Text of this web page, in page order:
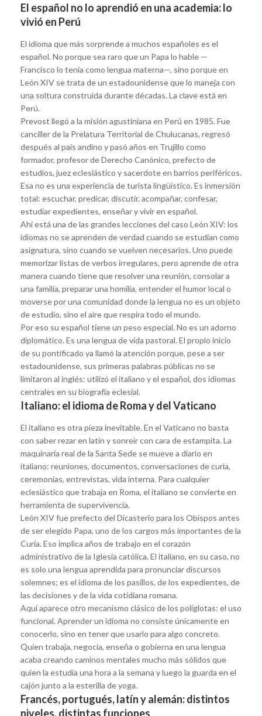
El español no lo aprendió en una academia: lo
vivió en Perú
El idioma que más sorprende a muchos españoles es el
español. No porque sea raro que un Papa lo hable —
Francisco lo tenía como lengua materna—, sino porque en
León XIV se trata de un estadounidense que lo maneja con
una soltura construida durante décadas. La clave está en
Perú.
Prevost llegó a la misión agustiniana en Perú en 1985. Fue
canciller de la Prelatura Territorial de Chulucanas, regresó
después al país andino y pasó años en Trujillo como
formador, profesor de Derecho Canónico, prefecto de
estudios, juez eclesiástico y sacerdote en barrios periféricos.
Esa no es una experiencia de turista lingüístico. Es inmersión
total: escuchar, predicar, discutir, acompañar, confesar,
estudiar expedientes, enseñar y vivir en español.
Ahí está una de las grandes lecciones del caso León XIV: los
idiomas no se aprenden de verdad cuando se estudian como
asignatura, sino cuando se vuelven necesarios. Uno puede
memorizar listas de verbos irregulares, pero aprende de otra
manera cuando tiene que resolver una reunión, consolar a
una familia, preparar una homilía, entender el humor local o
moverse por una comunidad donde la lengua no es un objeto
de estudio, sino el aire que respira todo el mundo.
Por eso su español tiene un peso especial. No es un adorno
diplomático. Es una lengua de vida pastoral. El propio inicio
de su pontificado ya llamó la atención porque, pese a ser
estadounidense, sus primeras palabras públicas no se
limitaron al inglés: utilizó el italiano y el español, dos idiomas
centrales en su biografía eclesial.
Italiano: el idioma de Roma y del Vaticano
El italiano es otra pieza inevitable. En el Vaticano no basta
con saber rezar en latín y sonreír con cara de estampita. La
maquinaria real de la Santa Sede se mueve a diario en
italiano: reuniones, documentos, conversaciones de curia,
ceremonias, entrevistas, vida interna. Para cualquier
eclesiástico que trabaja en Roma, el italiano se convierte en
herramienta de supervivencia.
León XIV fue prefecto del Dicasterio para los Obispos antes
de ser elegido Papa, uno de los cargos más importantes de la
Curia. Eso implica años de trabajo en el corazón
administrativo de la Iglesia católica. El italiano, en su caso, no
es solo una lengua aprendida para pronunciar discursos
solemnes; es el idioma de los pasillos, de los expedientes, de
las decisiones y de la vida cotidiana romana.
Aquí aparece otro mecanismo clásico de los políglotas: el uso
funcional. Aprender un idioma no consiste únicamente en
conocerlo, sino en tener que usarlo para algo concreto.
Quien trabaja, negocia, enseña o gobierna en una lengua
acaba creando caminos mentales mucho más sólidos que
quien la estudia una hora a la semana y luego la guarda en el
cajón junto a la esterilla de yoga.
Francés, portugués, latín y alemán: distintos
niveles, distintas funciones